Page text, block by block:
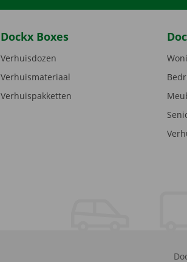
Dockx Boxes
Verhuisdozen
Verhuismateriaal
Verhuispakketten